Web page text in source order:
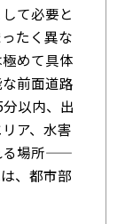
て必要と
たく異な
めて具体
前面道路
以内、出
ア、水害
る場所——
、都市部